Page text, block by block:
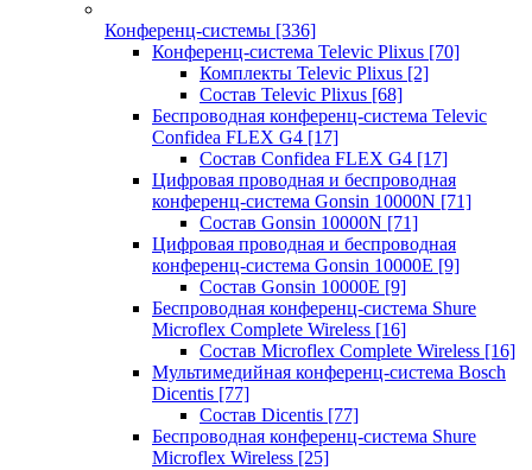
Конференц-системы [336]
Конференц-система Televic Plixus [70]
Комплекты Televic Plixus [2]
Состав Televic Plixus [68]
Беспроводная конференц-система Televic
Confidea FLEX G4 [17]
Состав Confidea FLEX G4 [17]
Цифровая проводная и беспроводная
конференц-система Gonsin 10000N [71]
Состав Gonsin 10000N [71]
Цифровая проводная и беспроводная
конференц-система Gonsin 10000E [9]
Состав Gonsin 10000E [9]
Беспроводная конференц-система Shure
Microflex Complete Wireless [16]
Состав Microflex Complete Wireless [16]
Мультимедийная конференц-система Bosch
Dicentis [77]
Состав Dicentis [77]
Беспроводная конференц-система Shure
Microflex Wireless [25]